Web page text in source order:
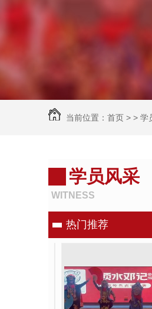
当前位置： 首页 > > 学
学员风采
WITNESS
热门推荐